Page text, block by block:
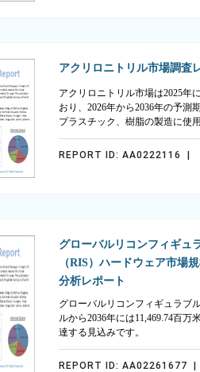
アクリロニトリル市場調査
アクリロニトリル市場は2025年
おり、2026年から2036年の予測
プラスチック、樹脂の製造に使
REPORT ID: AA0222116 |
グローバルリコンフィギュ
（RIS）ハードウェア市場
分析レポート
グローバルリコンフィギュラブ
ルから2036年には11,469.74百
達する見込みです。
REPORT ID: AA02261677